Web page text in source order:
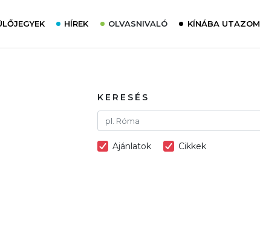
HÍREK OLVASNIVALÓ
Interjú
Élménybeszámolók
KÍNÁBA UTAZOM
KERESÉS
Ajánlatok Cikkek